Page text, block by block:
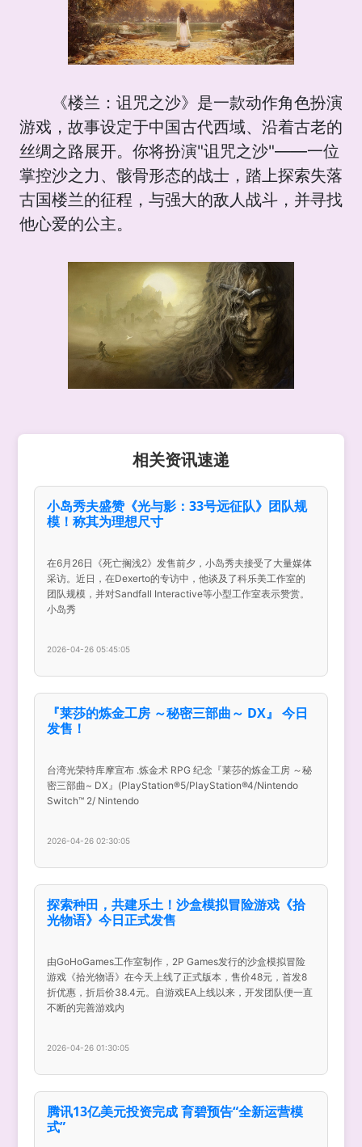
《楼兰：诅咒之沙》是一款动作角色扮演
游戏，故事设定于中国古代西域、沿着古老的
丝绸之路展开。你将扮演"诅咒之沙"——一位
掌控沙之力、骸骨形态的战士，踏上探索失落
古国楼兰的征程，与强大的敌人战斗，并寻找
他心爱的公主。
相关资讯速递
小岛秀夫盛赞《光与影：33号远征队》团队规
模！称其为理想尺寸
在6月26日《死亡搁浅2》发售前夕，小岛秀夫接受了大量媒体
采访。近日，在Dexerto的专访中，他谈及了科乐美工作室的
团队规模，并对Sandfall Interactive等小型工作室表示赞赏。
小岛秀
2026-04-26 05:45:05
『莱莎的炼金工房 ～秘密三部曲～ DX』 今日
发售！
台湾光荣特库摩宣布 .炼金术 RPG 纪念『莱莎的炼金工房 ～秘
密三部曲~ DX』(PlayStation®5/PlayStation®4/Nintendo
Switch™ 2/ Nintendo
2026-04-26 02:30:05
探索种田，共建乐土！沙盒模拟冒险游戏《拾
光物语》今日正式发售
由GoHoGames工作室制作，2P Games发行的沙盒模拟冒险
游戏《拾光物语》在今天上线了正式版本，售价48元，首发8
折优惠，折后价38.4元。自游戏EA上线以来，开发团队便一直
不断的完善游戏内
2026-04-26 01:30:05
腾讯13亿美元投资完成 育碧预告“全新运营模
式”